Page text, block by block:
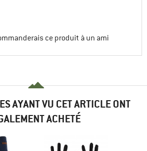
ce produit à un ami
AYANT VU CET ARTICLE ONT
ACHETÉ